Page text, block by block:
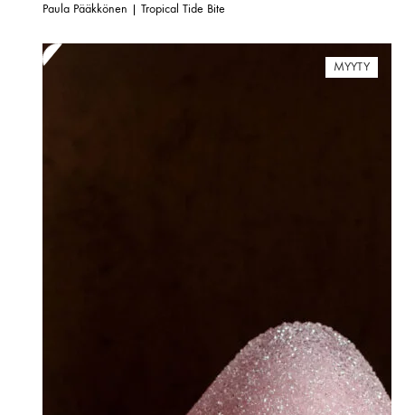
Paula Pääkkönen | Tropical Tide Bite
MYYTY